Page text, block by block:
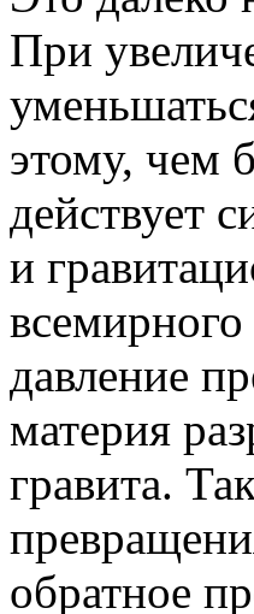
При
этому, чем
действует
и
давление
материя
гравита.
обратное